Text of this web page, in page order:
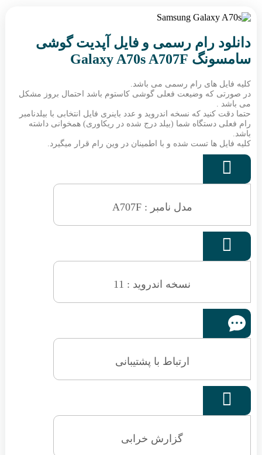
دانلود رام رسمی و فایل آپدیت گوشی
سامسونگ Galaxy A70s A707F
کلیه فایل های رام رسمی می باشد.
در صورتی که وضیعت فعلی گوشی کاستوم باشد احتمال بروز مشکل
می باشد .
حتما دقت کنید که نسخه اندروید و عدد باینری فایل انتخابی با بیلدنامبر
رام فعلی دستگاه شما (بیلد درج شده در ریکاوری) همخوانی داشته
باشد.
کلیه فایل ها تست شده و با اطمینان در وین رام قرار میگیرد.

مدل نامبر : A707F

نسخه اندروید : 11
ارتباط با پشتیبانی

گزارش خرابی